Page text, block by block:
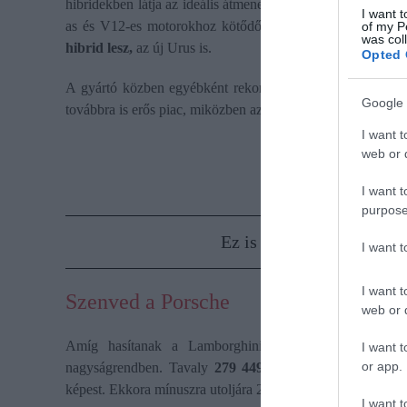
I want
of my
was
Opted
Google
I want
web or
I want
I want
I want
web or
I want
or app.
I want
hibridekben látja az ideális átmenetet. Ezek megfelelnek
as és V12-es motorokhoz kötődő érzelmi töltetet a
hibrid lesz, az új Urus is.
A gyártó közben egyébként rekordévet zárt:
továbbra is erős piac, miközben az Egyesült Államokban
Ez is érdekelhet!
Szenved a Porsche
Amíg hasítanak a Lamborghini-eladások, addig
nagyságrendben. Tavaly279 449 autót
szállított ki
képest. Ekkora mínuszra utoljára 2009-ben volt példa.